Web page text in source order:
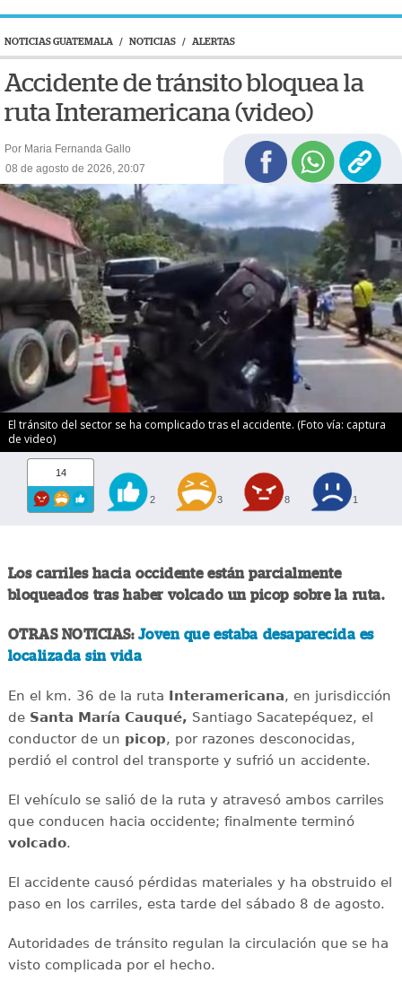
NOTICIAS GUATEMALA / NOTICIAS / ALERTAS
Accidente de tránsito bloquea la
ruta Interamericana (video)
Por Maria Fernanda Gallo
08 de agosto de 2026, 20:07
El tránsito del sector se ha complicado tras el accidente. (Foto vía: captura
de video)
14
2 3 8 1
Los carriles hacia occidente están parcialmente
bloqueados tras haber volcado un picop sobre la ruta.
OTRAS NOTICIAS:Joven que estaba desaparecida es
localizada sin vida
En el km. 36 de la ruta Interamericana, en jurisdicción
de Santa María Cauqué, Santiago Sacatepéquez, el
conductor de un picop, por razones desconocidas,
perdió el control del transporte y sufrió un accidente.
El vehículo se salió de la ruta y atravesó ambos carriles
que conducen hacia occidente; finalmente terminó
volcado.
El accidente causó pérdidas materiales y ha obstruido el
paso en los carriles, esta tarde del sábado 8 de agosto.
Autoridades de tránsito regulan la circulación que se ha
visto complicada por el hecho.